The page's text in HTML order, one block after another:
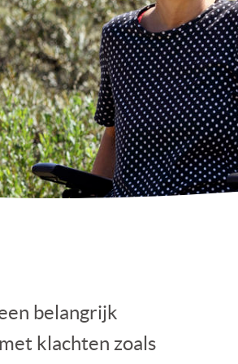
belangrijk
klachten zoals